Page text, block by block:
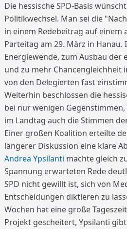
Die hessische SPD-Basis
Politikwechsel. Man sei die
in einem Redebeitrag auf einem
Parteitag am 29. März in
Energiewende, zum Ausbau der
und zu mehr Chancengleichheit
von den Delegierten fast
Weiterhin beschlossen die
bei nur wenigen
im Landtag auch die Stimmen
Einer großen Koalition erteilte
längerer Diskussion eine klare
Andrea Ypsilanti machte gleich
Spannung erwarteten Rede
SPD nicht gewillt ist, sich von
Entscheidungen diktieren zu
Wochen hat eine große
Projekt gescheitert, Ypsilanti